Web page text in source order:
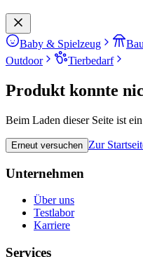
Baby & Spielzeug
Outdoor
Tierbedarf
Produkt konnte
Beim Laden dieser Seite ist
Erneut versuchen Zur
Unternehmen
Über uns
Testlabor
Karriere
Services